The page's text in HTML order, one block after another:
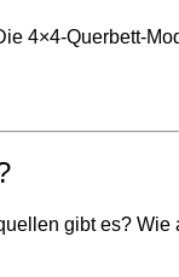
4×4-Querbett-
gibt es?